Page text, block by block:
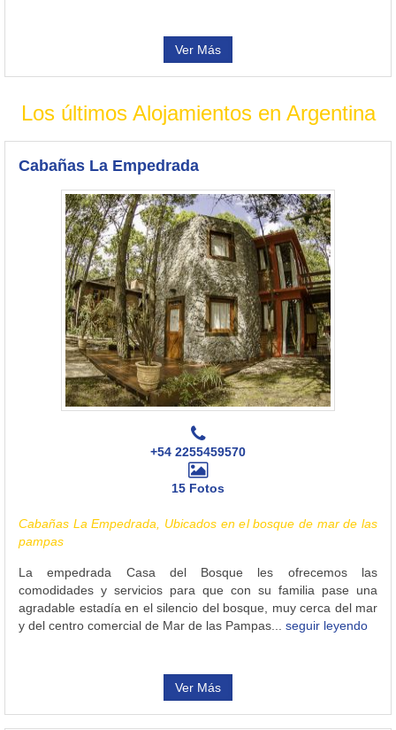
Ver Más
Los últimos Alojamientos en Argentina
Cabañas La Empedrada
+54 2255459570
15 Fotos
Cabañas La Empedrada, Ubicados en el bosque de mar de las
pampas
La empedrada Casa del Bosque les ofrecemos las
comodidades y servicios para que con su familia pase una
agradable estadía en el silencio del bosque, muy cerca del mar
y del centro comercial de Mar de las Pampas... seguir leyendo
Ver Más